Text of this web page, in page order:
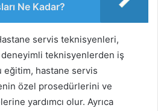
Ne Kadar?
servis teknisyenleri,
teknisyenlerden iş
eğitim, hastane servis
özel prosedürlerini ve
yardımcı olur. Ayrıca